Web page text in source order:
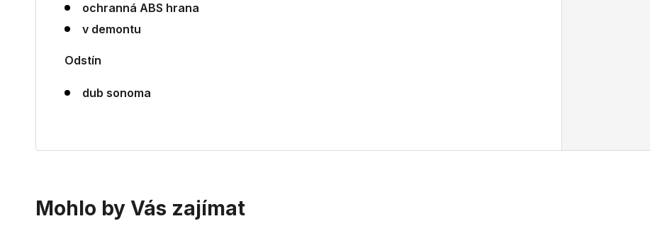
ochranná ABS hrana
v demontu
Odstín
dub sonoma
Mohlo by Vás zajímat